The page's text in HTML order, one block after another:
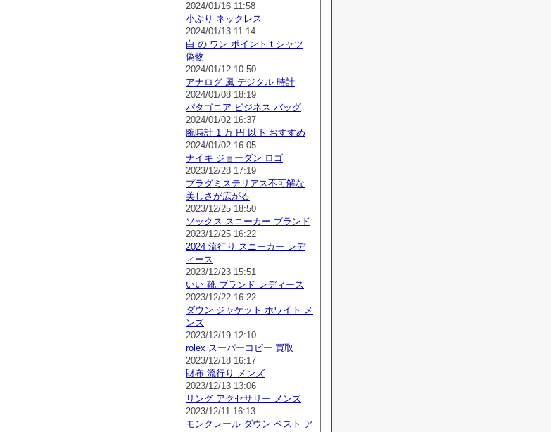
2024/01/16 11:58
小ぶり ネックレス
2024/01/13 11:14
白 の ワン ポイント t シャツ
偽物
2024/01/12 10:50
アナログ 風 デジタル 時計
2024/01/08 18:19
パタゴニア ビジネス バッグ
2024/01/02 16:37
腕時計 1 万 円 以下 おすすめ
2024/01/02 16:05
ナイキ ジョーダン ロゴ
2023/12/28 17:19
プラダミステリアス不可解な
美しさが広がる
2023/12/25 18:50
ソックス スニーカー ブランド
2023/12/25 16:22
2024 流行り スニーカー レデ
ィース
2023/12/23 15:51
いい 靴 ブランド レディース
2023/12/22 16:22
ダウン ジャケット ホワイト メ
ンズ
2023/12/19 12:10
rolex スーパーコピー 買取
2023/12/18 16:17
財布 流行り メンズ
2023/12/13 13:06
リング アクセサリー メンズ
2023/12/11 16:13
モンクレール ダウン ベスト ア